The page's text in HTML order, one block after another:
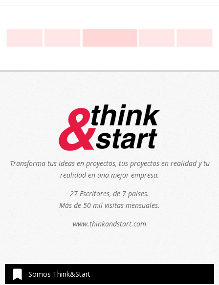
Transforma tus ideas en proyectos, tus proyectos en realidad y tu
realidad en una mejor empresa.
27 Escritores, de 7 países.
Más de 50 mil visitas mensuales.
www.thinkandstart.com
Somos Think&Start